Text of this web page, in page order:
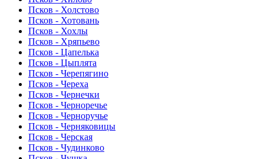
Псков - Холстово
Псков - Хотовань
Псков - Хохлы
Псков - Хряпьево
Псков - Цапелька
Псков - Цыплята
Псков - Черепягино
Псков - Череха
Псков - Чернечки
Псков - Черноречье
Псков - Черноручье
Псков - Черняковицы
Псков - Черская
Псков - Чудинково